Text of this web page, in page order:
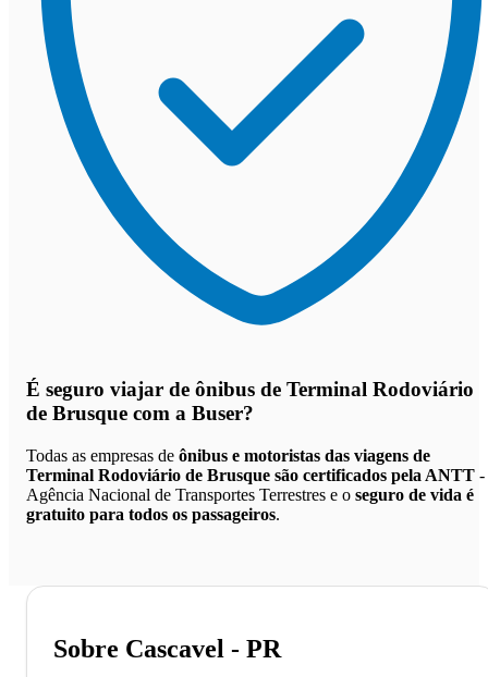
É seguro viajar de ônibus de Terminal Rodoviário
de Brusque com a Buser?
Todas as empresas de ônibus e motoristas das viagens de
Terminal Rodoviário de Brusque são certificados pela ANTT -
Agência Nacional de Transportes Terrestres e o seguro de vida é
gratuito para todos os passageiros.
Sobre Cascavel - PR